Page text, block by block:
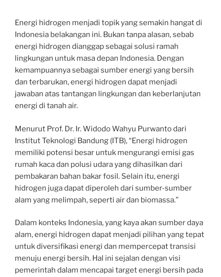
Energi hidrogen menjadi topik yang semakin hangat di
Indonesia belakangan ini. Bukan tanpa alasan, sebab
energi hidrogen dianggap sebagai solusi ramah
lingkungan untuk masa depan Indonesia. Dengan
kemampuannya sebagai sumber energi yang bersih
dan terbarukan, energi hidrogen dapat menjadi
jawaban atas tantangan lingkungan dan keberlanjutan
energi di tanah air.
Menurut Prof. Dr. Ir. Widodo Wahyu Purwanto dari
Institut Teknologi Bandung (ITB), “Energi hidrogen
memiliki potensi besar untuk mengurangi emisi gas
rumah kaca dan polusi udara yang dihasilkan dari
pembakaran bahan bakar fosil. Selain itu, energi
hidrogen juga dapat diperoleh dari sumber-sumber
alam yang melimpah, seperti air dan biomassa.”
Dalam konteks Indonesia, yang kaya akan sumber daya
alam, energi hidrogen dapat menjadi pilihan yang tepat
untuk diversifikasi energi dan mempercepat transisi
menuju energi bersih. Hal ini sejalan dengan visi
pemerintah dalam mencapai target energi bersih pada